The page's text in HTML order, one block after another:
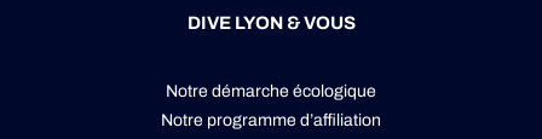
DIVE LYON & VOUS
Notre démarche écologique
Notre programme d’affiliation